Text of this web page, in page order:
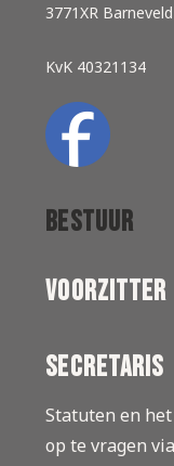
3771XR Barneveld
KvK 40321134
Bestuur
Voorzitter
secretaris
Statuten en
op te vragen